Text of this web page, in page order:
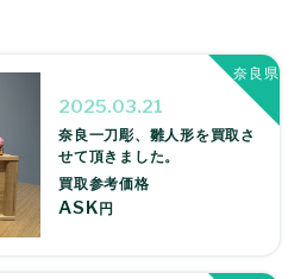
2025.03.21
奈良一刀彫、雛人形を買取さ
せて頂きました。
買取参考価格
ASK円
奈良県